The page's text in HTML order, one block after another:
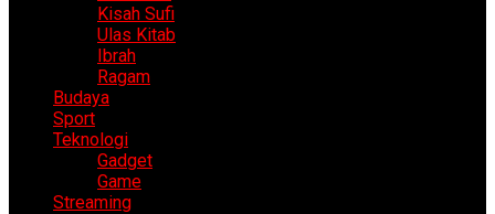
Kisah Sufi
Ulas Kitab
Ibrah
Ragam
Budaya
Sport
Teknologi
Gadget
Game
Streaming